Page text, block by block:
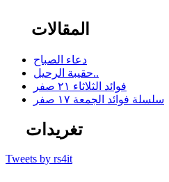
المقالات
دعاء الصباح
حقيبة الرحيل..
فوائد الثلاثاء ٢١ صفر
سلسلة فوائد الجمعة ١٧ صفر
تغريدات
Tweets by rs4it